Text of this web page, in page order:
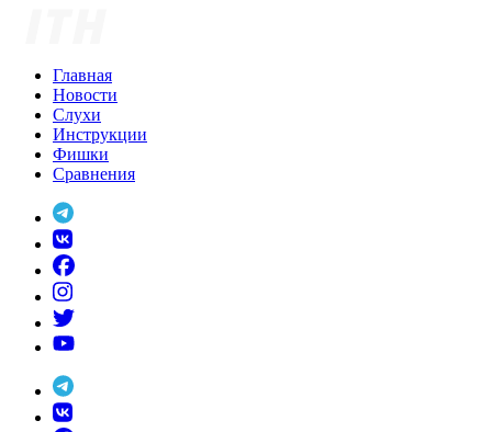
Главная
Новости
Слухи
Инструкции
Фишки
Сравнения